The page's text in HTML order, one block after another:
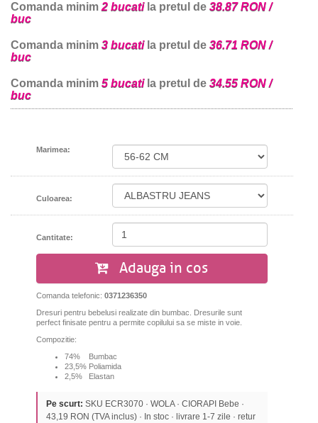
Comanda minim 2 bucatila pretul de 38.87 RON /
buc
Comanda minim 3 bucatila pretul de 36.71 RON /
buc
Comanda minim 5 bucatila pretul de 34.55 RON /
buc
Marimea:
Culoarea:
Cantitate:
Adauga in cos
Comanda telefonic: 0371236350
Dresuri pentru bebelusi realizate din bumbac. Dresurile sunt
perfect finisate pentru a permite copilului sa se miste in voie.
Compozitie:
74% Bumbac
23,5% Poliamida
2,5% Elastan
Pe scurt: SKU ECR3070 · WOLA · CIORAPI Bebe ·
43,19 RON (TVA inclus) · In stoc · livrare 1-7 zile · retur